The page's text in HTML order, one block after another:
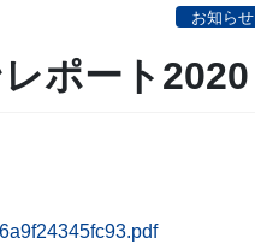
お知らせ
ポート2020